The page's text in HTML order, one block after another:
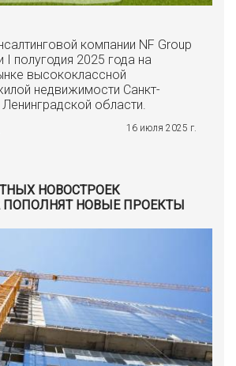
компании NF Group
I полугодия 2025 года на
высококлассной
недвижимости Санкт-
области.
16 июля 2025 г.
НОВОСТРОЕК
ПОПОЛНЯТ НОВЫЕ ПРОЕКТЫ